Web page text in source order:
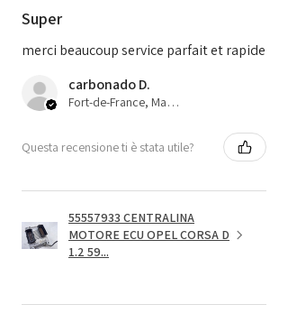
Super
merci beaucoup service parfait et rapide
carbonado D.
Fort-de-France, Martinique
Questa recensione ti è stata utile?
55557933 CENTRALINA
MOTORE ECU OPEL CORSA D
1.2 59...